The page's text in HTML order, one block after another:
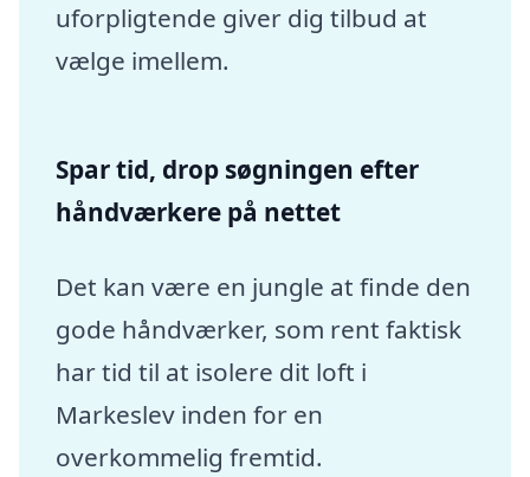
uforpligtende giver dig tilbud at
vælge imellem.
Spar tid, drop søgningen efter
håndværkere på nettet
Det kan være en jungle at finde den
gode håndværker, som rent faktisk
har tid til at isolere dit loft i
Markeslev inden for en
overkommelig fremtid.